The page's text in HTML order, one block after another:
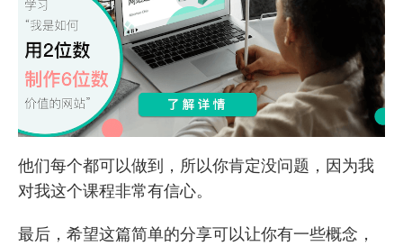
他们每个都可以做到，所以你肯定没问题，因为我
对我这个课程非常有信心。
最后，希望这篇简单的分享可以让你有一些概念，